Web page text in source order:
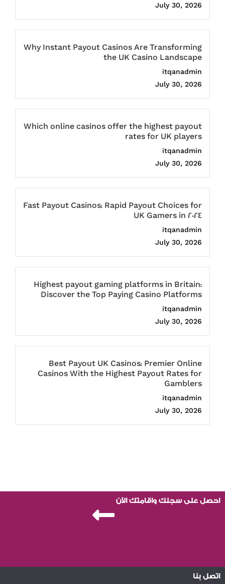
July 30, 2026
Why Instant Payout Casinos Are Transforming
the UK Casino Landscape
itqanadmin
July 30, 2026
Which online casinos offer the highest payout
rates for UK players
itqanadmin
July 30, 2026
Fast Payout Casinos: Rapid Payout Choices for
UK Gamers in 2024
itqanadmin
July 30, 2026
Highest payout gaming platforms in Britain:
Discover the Top Paying Casino Platforms
itqanadmin
July 30, 2026
Best Payout UK Casinos: Premier Online
Casinos With the Highest Payout Rates for
Gamblers
itqanadmin
July 30, 2026
احصل على سجلك واقامتك الآن
اتصل بنا